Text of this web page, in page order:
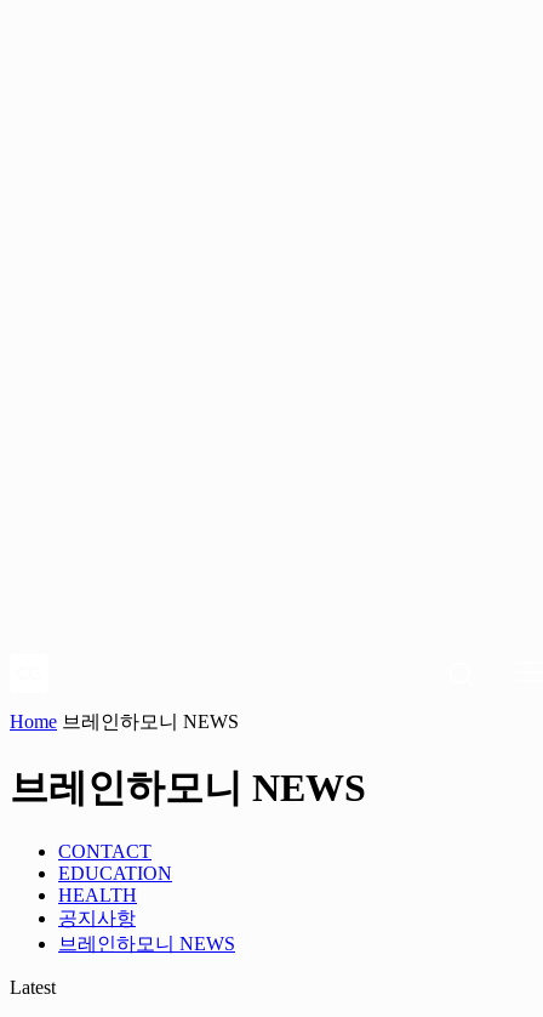
Home 브레인하모니 NEWS
브레인하모니 NEWS
CONTACT
EDUCATION
HEALTH
공지사항
브레인하모니 NEWS
Latest